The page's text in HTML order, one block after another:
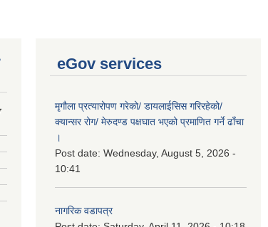
eGov services
मृगौला प्रत्यारोपण गरेको/ डायलाईसिस गरिरहेको/
क्यान्सर रोग/ मेरुदण्ड पक्षघात भएको प्रमाणित गर्ने ढाँचा
।
Post date: Wednesday, August 5, 2026 -
10:41
नागरिक वडापत्र